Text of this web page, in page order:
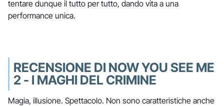
tentare dunque il tutto per tutto, dando vita a una
performance unica.
RECENSIONE DI NOW YOU SEE ME
2 - I MAGHI DEL CRIMINE
Magia, illusione. Spettacolo. Non sono caratteristiche anche